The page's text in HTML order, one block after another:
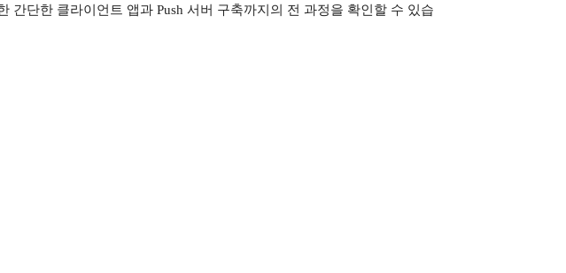
단한 클라이언트 앱과 Push 서버 구축까지의 전 과정을 확인할 수 있습